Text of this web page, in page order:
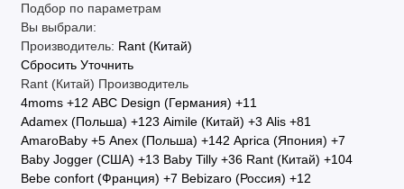
Подбор по параметрам
Вы выбрали:
Производитель: Rant (Китай)
Сбросить Уточнить
Rant (Китай) Производитель
4moms +12 ABC Design (Германия) +11
Adamex (Польша) +123 Aimile (Китай) +3 Alis +81
AmaroBaby +5 Anex (Польша) +142 Aprica (Япония) +7
Baby Jogger (США) +13 Baby Tilly +36 Rant (Китай) +104
Bebe confort (Франция) +7 Bebizaro (Россия) +12